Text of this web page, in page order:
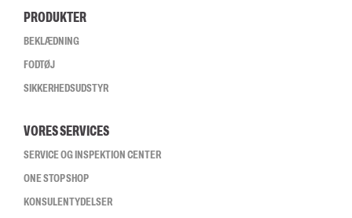
PRODUKTER
BEKLÆDNING
FODTØJ
SIKKERHEDSUDSTYR
VORES SERVICES
SERVICE OG INSPEKTION CENTER
ONE STOP SHOP
KONSULENTYDELSER